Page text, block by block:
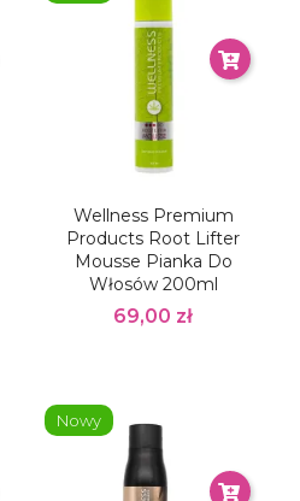
Wellness Premium
Products Root Lifter
Mousse Pianka Do
Włosów 200ml
69,00 zł
Nowy